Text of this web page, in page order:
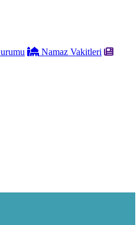
Namaz Vakitleri